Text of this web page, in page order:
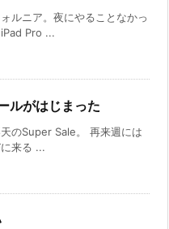
ルニア。夜にやることなかっ
Pro ...
ルがはじまった
のSuper Sale。 再来週には
来る ...